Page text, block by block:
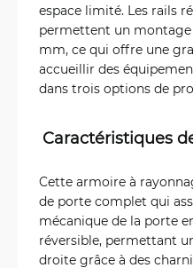
espace limité. Les rails
permettent un
mm, ce qui offre une
accueillir des
dans trois options de
Caractéristiques
Cette armoire à
de porte complet qui
mécanique de la porte
réversible, permettant
droite grâce à des